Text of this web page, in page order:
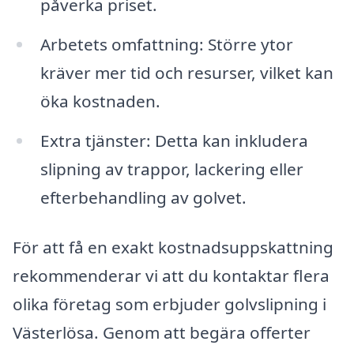
påverka priset.
Arbetets omfattning: Större ytor
kräver mer tid och resurser, vilket kan
öka kostnaden.
Extra tjänster: Detta kan inkludera
slipning av trappor, lackering eller
efterbehandling av golvet.
För att få en exakt kostnadsuppskattning
rekommenderar vi att du kontaktar flera
olika företag som erbjuder golvslipning i
Västerlösa. Genom att begära offerter